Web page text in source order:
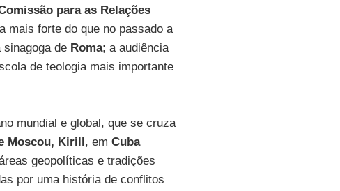
para as Relações
mais forte do que no passado a
de Roma; a audiência
de teologia mais importante
mundial e global, que se cruza
Moscou, Kirill, em Cuba
geopolíticas e tradições
por uma história de conflitos